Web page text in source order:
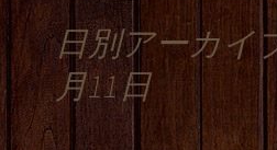
日別アーカイ
月11日